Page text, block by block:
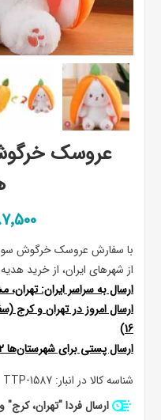
عروسک
با سفارش عروسک خرگوش
از شهرهای ایران، از خرید
ارسال به سراسر ایران: تهران،
ارسال امروز در تهران و
16)
ارسال پستی برای شهرستان‌ها 2 تا 5 روز کاری
شناسه کالا در انبار: TTP-1587
ارسال فردا "تهران، کرج" و برای